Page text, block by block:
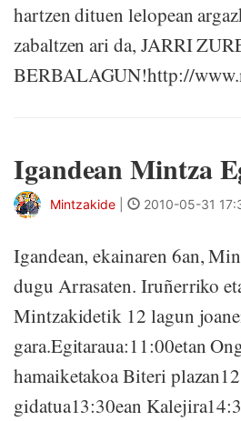
hartzen dituen lelopean
zabaltzen ari da, JARRI
BERBALAGUN!http://
Igandean Mintza
Mintzakide 2010-05-31
Igandean, ekainaren 6an,
dugu Arrasaten. Iruñerriko
Mintzakidetik 12 lagun
gara.Egitaraua:11:00etan
hamaiketakoa Biteri
gidatua13:30ean